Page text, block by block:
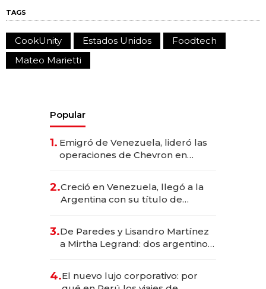
TAGS
CookUnity Estados Unidos
Foodtech
Mateo Marietti
Popular
1. Emigró de Venezuela, lideró las
operaciones de Chevron en
2.Creció en Venezuela, llegó a la
Argentina con su título de
las marcas "fast premium"
3.De Paredes y Lisandro Martínez
a Mirtha Legrand: dos argentinos
4.El nuevo lujo corporativo: por